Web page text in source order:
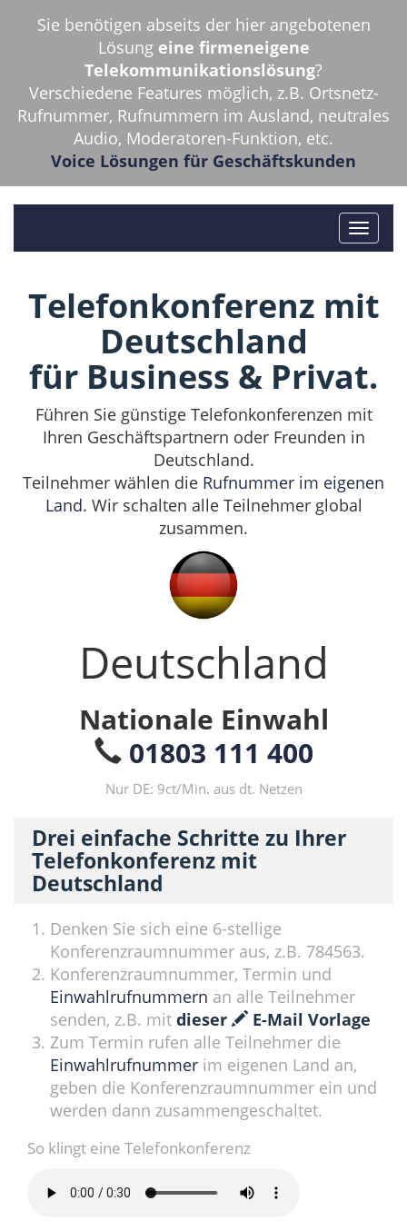
Sie benötigen abseits der hier angebotenen
Lösung eine firmeneigene
Telekommunikationslösung?
Verschiedene Features möglich, z.B. Ortsnetz-
Rufnummer, Rufnummern im Ausland, neutrales
Audio, Moderatoren-Funktion, etc.
Voice Lösungen für Geschäftskunden
Telefonkonferenz mit
Deutschland
für Business & Privat.
Führen Sie günstige Telefonkonferenzen mit
Ihren Geschäftspartnern oder Freunden in
Deutschland.
Teilnehmer wählen die Rufnummer im eigenen
Land. Wir schalten alle Teilnehmer global
zusammen.
Deutschland
Nationale Einwahl
01803 111 400
Nur DE: 9ct/Min. aus dt. Netzen
Drei einfache Schritte zu Ihrer
Telefonkonferenz mit
Deutschland
Denken Sie sich eine 6-stellige
Konferenzraumnummer aus, z.B. 784563.
Konferenzraumnummer, Termin und
Einwahlrufnummern an alle Teilnehmer
senden, z.B. mit dieser
E-Mail Vorlage
Zum Termin rufen alle Teilnehmer die
Einwahlrufnummer im eigenen Land an,
geben die Konferenzraumnummer ein und
werden dann zusammengeschaltet.
So klingt eine Telefonkonferenz